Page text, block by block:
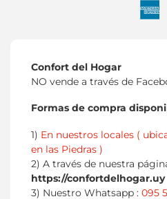
Confort del Hogar
NO vende a través de
Formas de compra
1) En nuestros locales (
en las Piedras )
2) A través de nuestra
https://confortdelhogar.uy
3) Nuestro Whatsapp : 095